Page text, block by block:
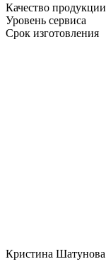
Качество продукции
Уровень сервиса
Срок изготовления
Кристина Шатунова